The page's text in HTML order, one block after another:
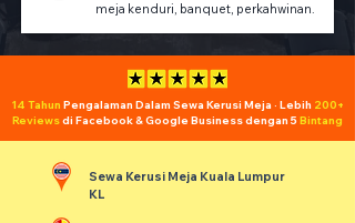
meja kenduri, banquet, perkahwinan.
14 Tahun Pengalaman Dalam Sewa Kerusi Meja · Lebih 200+
Reviewsdi Facebook & Google Business dengan 5Bintang
Sewa Kerusi Meja Kuala Lumpur
KL